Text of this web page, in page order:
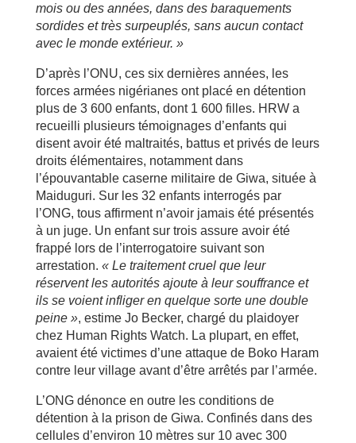
mois ou des années, dans des baraquements
sordides et très surpeuplés, sans aucun contact
avec le monde extérieur. »
D’après l’ONU, ces six dernières années, les
forces armées nigérianes ont placé en détention
plus de 3 600 enfants, dont 1 600 filles. HRW a
recueilli plusieurs témoignages d’enfants qui
disent avoir été maltraités, battus et privés de leurs
droits élémentaires, notamment dans
l’épouvantable caserne militaire de Giwa, située à
Maiduguri. Sur les 32 enfants interrogés par
l’ONG, tous affirment n’avoir jamais été présentés
à un juge. Un enfant sur trois assure avoir été
frappé lors de l’interrogatoire suivant son
arrestation. « Le traitement cruel que leur
réservent les autorités ajoute à leur souffrance et
ils se voient infliger en quelque sorte une double
peine », estime Jo Becker, chargé du plaidoyer
chez Human Rights Watch. La plupart, en effet,
avaient été victimes d’une attaque de Boko Haram
contre leur village avant d’être arrêtés par l’armée.
L’ONG dénonce en outre les conditions de
détention à la prison de Giwa. Confinés dans des
cellules d’environ 10 mètres sur 10 avec 300